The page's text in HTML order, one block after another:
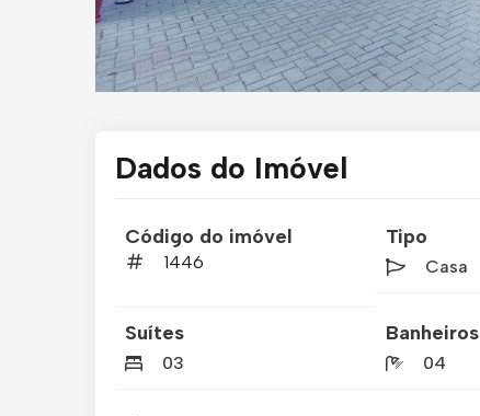
Dados do Imóvel
Código do imóvel
1446
Tipo
Casa
Suítes
03
Banheiros
04